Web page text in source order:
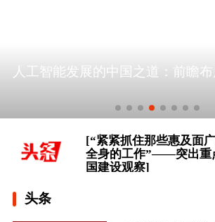
人工智能发展的中国之道：前瞻
系]
[习言道｜健康是1 其他
[“紧紧抓住那些惠及面
全身的工作”——突出重
国建设观察]
头条